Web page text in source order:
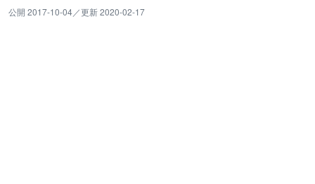
公開 2017-10-04／更新 2020-02-17